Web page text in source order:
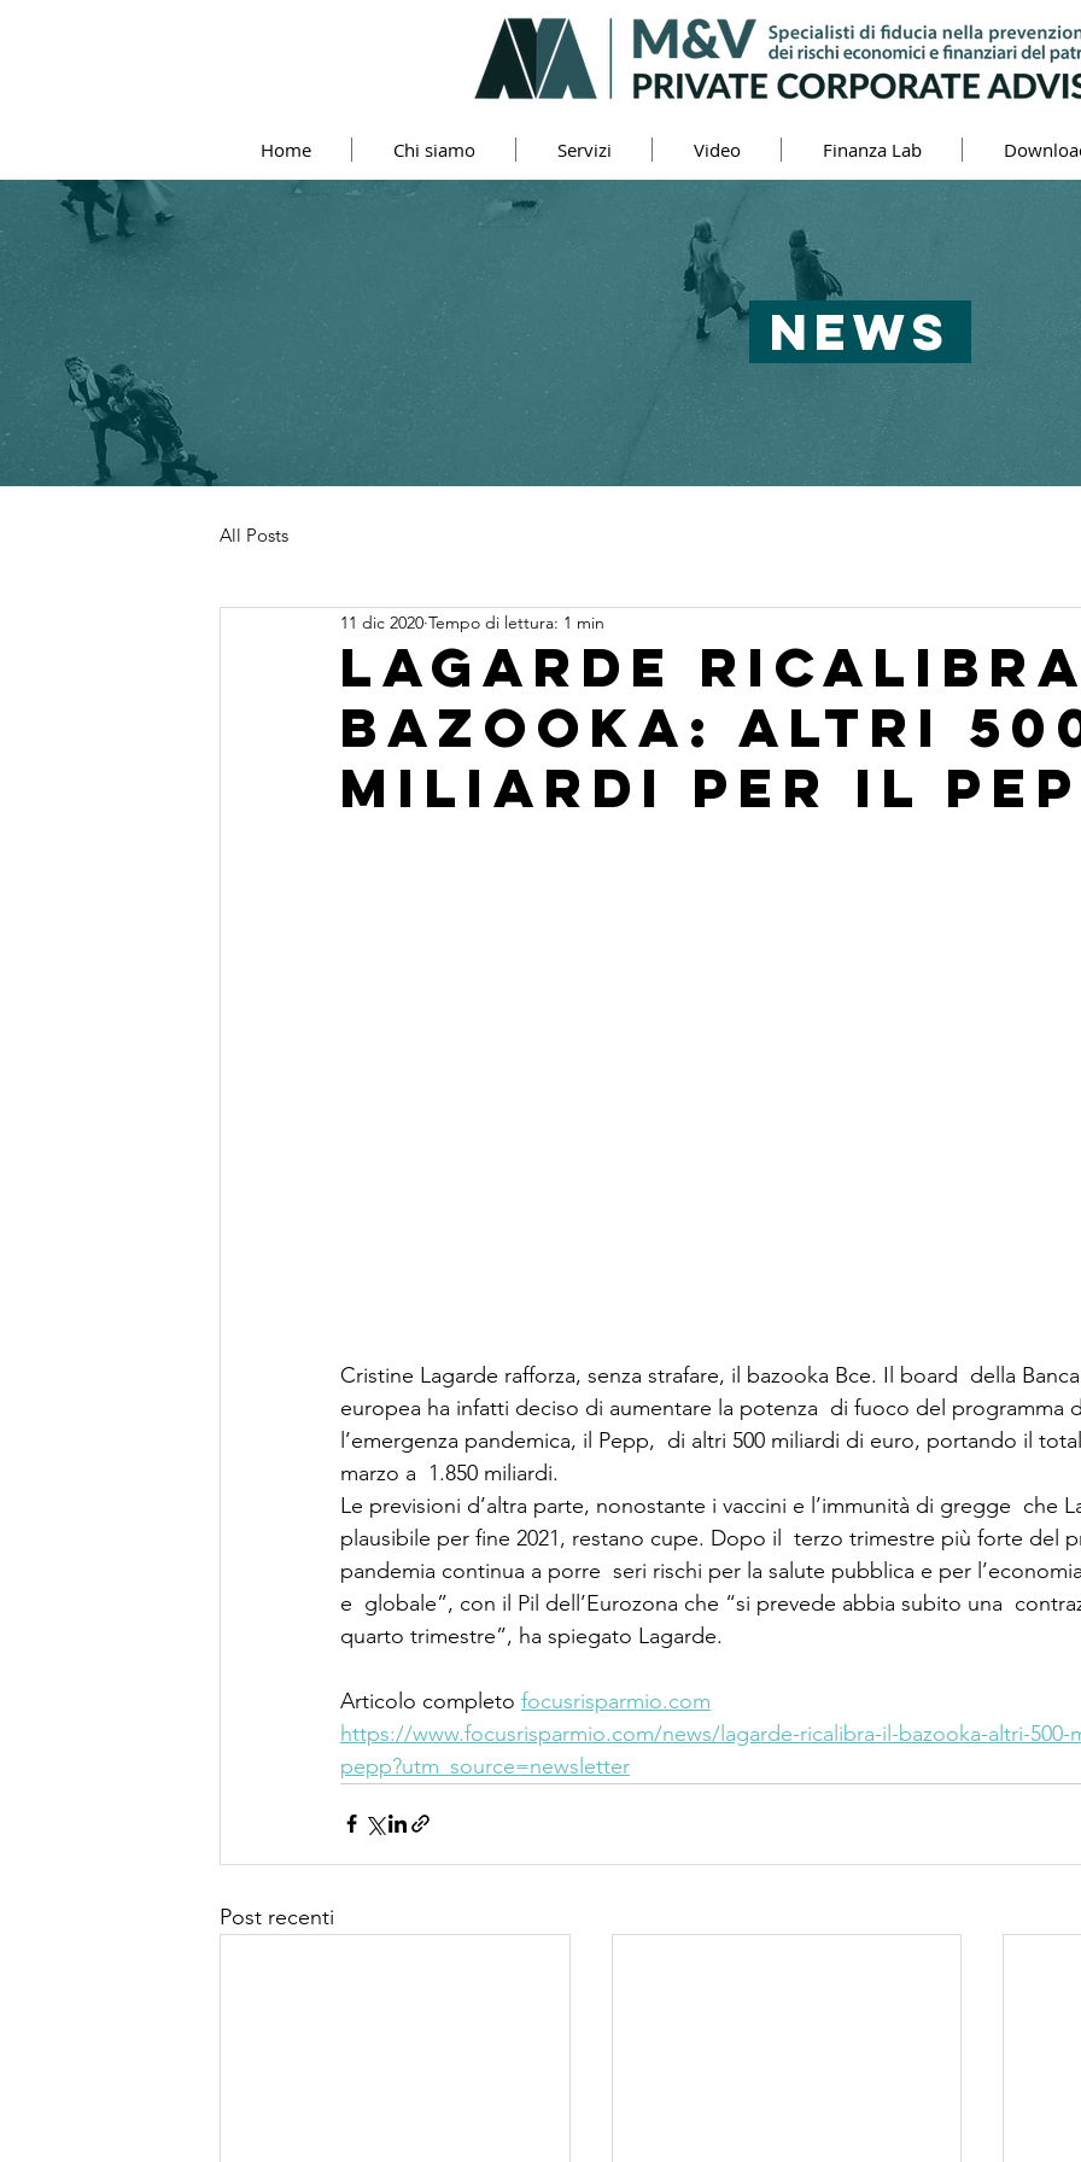
Home Chi siamo Servizi Video Finanza Lab
NEWS
All Posts
Lagarde
bazooka: altri
miliardi per il
11 dic 2020 Tempo di lettura: 1 min
Cristine Lagarde rafforza, senza strafare, il bazooka Bce. Il board  della
europea ha infatti deciso di aumentare la potenza  di fuoco del programma
l’emergenza pandemica, il Pepp,  di altri 500 miliardi di euro, portando il
marzo a  1.850 miliardi.
Le previsioni d’altra parte, nonostante i vaccini e l’immunità di gregge  che
plausibile per fine 2021, restano cupe. Dopo il  terzo trimestre più forte del
pandemia continua a porre  seri rischi per la salute pubblica e per
e  globale”, con il Pil dell’Eurozona che “si prevede abbia subito una
quarto trimestre”, ha spiegato Lagarde.
Articolo completo focusrisparmio.com
https://www.focusrisparmio.com/news/lagarde-ricalibra-il-bazooka-altri-500-
pepp?utm_source=newsletter
Post recenti